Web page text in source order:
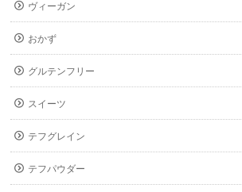
ヴィーガン
おかず
グルテンフリー
スイーツ
テフグレイン
テフパウダー